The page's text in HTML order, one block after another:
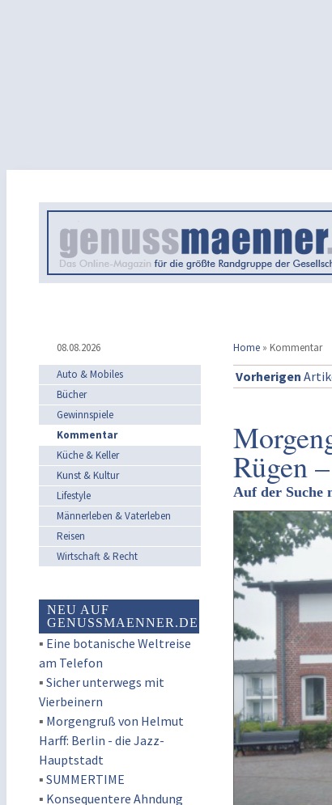
08.08.2026 Home » Kommentar
Auto & Mobiles
Bücher
Gewinnspiele
Kommentar
Küche & Keller
Kunst & Kultur
Lifestyle
Männerleben & Vaterleben
Reisen
Wirtschaft & Recht
NEU AUF
GENUSSMAENNER.DE
▪ Eine botanische Weltreise
am Telefon
▪ Sicher unterwegs mit
Vierbeinern
▪ Morgengruß von Helmut
Harff: Berlin - die Jazz-
Hauptstadt
▪ SUMMERTIME
▪ Konsequentere Ahndung
Vorherigen
Rügen
Auf der Suche